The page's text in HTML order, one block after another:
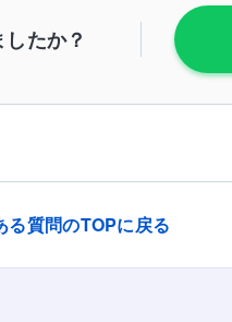
たか？
る質問のTOPに戻る